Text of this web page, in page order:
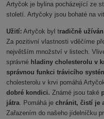
Artyčok je bylina pocházející ze
století. Artyčoky jsou bohaté na
Užití: Artyčok byl tradičně
Za pozitivní vlastnosti vděčíme
největším množství v listech.
správné hladiny cholesterolu v
správnou funkci trávicího
cholesterolu v krvi pomáhá
dobré kondici. Známé jsou také
játra. Pomáhá jechránit, čistí je
Zařazením do našeho jídelníčku